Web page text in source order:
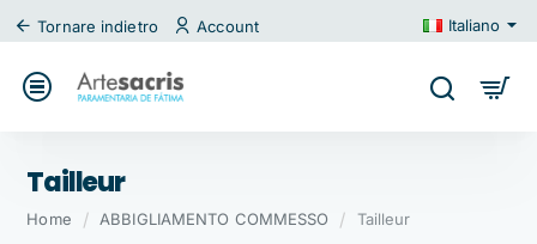
Tornare indietro Account Italiano
Tailleur
HomehomeABBIGLIAMENTO COMMESSO Tailleur